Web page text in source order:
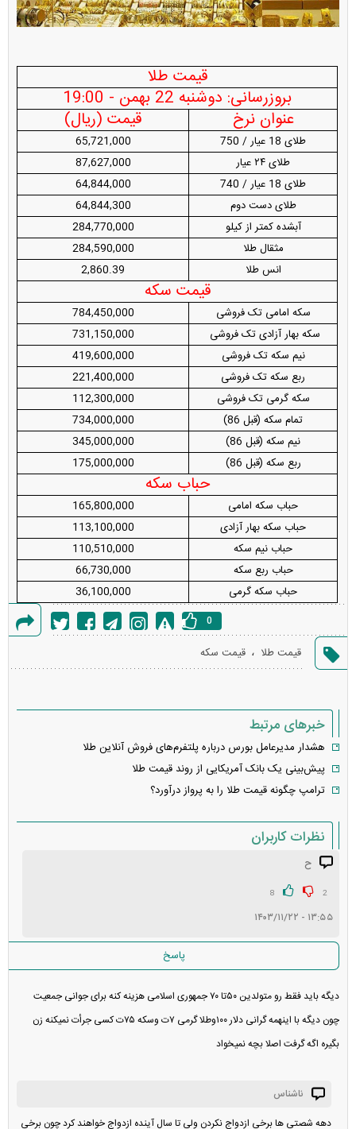
قیمت طلا
بروزرسانی: دوشنبه 22 بهمن - 19:00
عنوان نرخ
قیمت (ریال)
طلای 18 عیار / 750
65,721,000
طلای ۲۴ عیار
87,627,000
طلای 18 عیار / 740
64,844,000
طلای دست دوم
64,844,300
آبشده کمتر از کیلو
284,770,000
مثقال طلا
284,590,000
انس طلا
2,860.39
قیمت سکه
سکه امامی تک فروشی
784,450,000
سکه بهار آزادی تک فروشی
731,150,000
نیم سکه تک فروشی
419,600,000
ربع سکه تک فروشی
221,400,000
سکه گرمی تک فروشی
112,300,000
تمام سکه (قبل 86)
734,000,000
نیم سکه (قبل 86)
345,000,000
ربع سکه (قبل 86)
175,000,000
حباب سکه
حباب سکه امامی
165,800,000
حباب سکه بهار آزادی
113,100,000
حباب نیم سکه
110,510,000
حباب ربع سکه
66,730,000
حباب سکه گرمی
36,100,000
خطا
0
قیمت طلا ، قیمت سکه
خبرهای مرتبط
هشدار مدیرعامل بورس درباره پلتفرم‌های فروش آنلاین طلا
پیش‌بینی یک بانک آمریکایی از روند قیمت طلا
ترامپ چگونه قیمت طلا را به پرواز درآورد؟
نظرات کاربران
ح
2
8
۱۳:۵۵ - ۱۴۰۳/۱۱/۲۲
پاسخ
دیگه باید فقط رو متولدین ۵۰تا ۷۰ جمهوری اسلامی هزینه کنه برای جوانی جمعیت
چون دیگه با اینهمه گرانی دلار ۱۰۰وطلا گرمی ۷ت وسکه ۷۵ت کسی جرأت ‌نمیکنه زن
بگیره اگه گرفت اصلا بچه نمیخواد
ناشناس
دهه شصتی ها برخی ازدواج نکردن ولی تا سال آینده ازدواج خواهند کرد چون برخی